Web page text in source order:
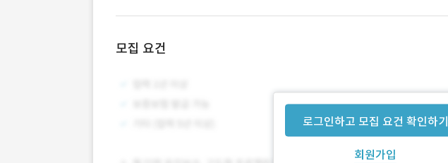
모집 요건
로그인하고 모집 요건 확인하기
회원가입